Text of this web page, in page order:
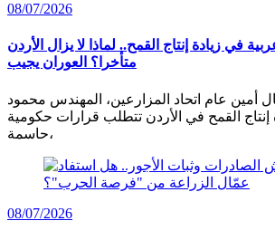
08/07/2026
في زيادة إنتاج القمح.. لماذا لا يزال الأردن
متأخرا؟ العوران يجيب
أمين عام اتحاد المزارعين، المهندس محمود
إنتاج القمح في الأردن تتطلب قرارات حكومية
حاسمة،
08/07/2026